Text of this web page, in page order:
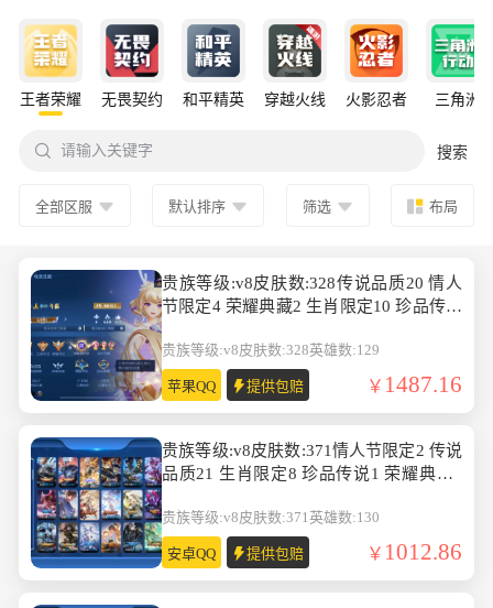
王者荣耀 无畏契约 和平精英 穿越火线 火影忍者 三角洲
 请输入关键字 搜索
全部区服 默认排序 筛选 布局
贵族等级:v8皮肤数:328传说品质20 情人
节限定4 荣耀典藏2 生肖限定10 珍品传说
贵族等级:v8皮肤数:328英雄数:129
苹果QQ 提供包赔 1487.16
贵族等级:v8皮肤数:371情人节限定2 传说
品质21 生肖限定8 珍品传说1 荣耀典藏2
贵族等级:v8皮肤数:371英雄数:130
安卓QQ 提供包赔 1012.86